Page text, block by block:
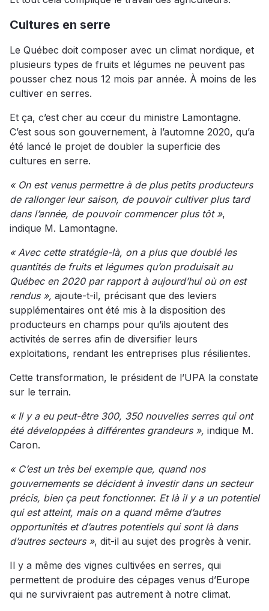
Cultures en serre
Le Québec doit composer avec un climat nordique, et
plusieurs types de fruits et légumes ne peuvent pas
pousser chez nous 12 mois par année. À moins de les
cultiver en serres.
Et ça, c’est cher au cœur du ministre Lamontagne.
C’est sous son gouvernement, à l’automne 2020, qu’a
été lancé le projet de doubler la superficie des
cultures en serre.
« On est venus permettre à de plus petits producteurs
de rallonger leur saison, de pouvoir cultiver plus tard
dans l’année, de pouvoir commencer plus tôt »,
indique M. Lamontagne.
« Avec cette stratégie-là, on a plus que doublé les
quantités de fruits et légumes qu’on produisait au
Québec en 2020 par rapport à aujourd’hui où on est
rendus », ajoute-t-il, précisant que des leviers
supplémentaires ont été mis à la disposition des
producteurs en champs pour qu’ils ajoutent des
activités de serres afin de diversifier leurs
exploitations, rendant les entreprises plus résilientes.
Cette transformation, le président de l’UPA la constate
sur le terrain.
« Il y a eu peut-être 300, 350 nouvelles serres qui ont
été développées à différentes grandeurs », indique M.
Caron.
« C’est un très bel exemple que, quand nos
gouvernements se décident à investir dans un secteur
précis, bien ça peut fonctionner. Et là il y a un potentiel
qui est atteint, mais on a quand même d’autres
opportunités et d’autres potentiels qui sont là dans
d’autres secteurs », dit-il au sujet des progrès à venir.
Il y a même des vignes cultivées en serres, qui
permettent de produire des cépages venus d’Europe
qui ne survivraient pas autrement à notre climat.